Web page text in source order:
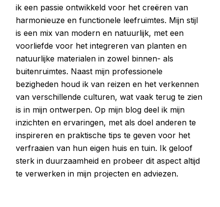
ik een passie ontwikkeld voor het creëren van
harmonieuze en functionele leefruimtes. Mijn stijl
is een mix van modern en natuurlijk, met een
voorliefde voor het integreren van planten en
natuurlijke materialen in zowel binnen- als
buitenruimtes. Naast mijn professionele
bezigheden houd ik van reizen en het verkennen
van verschillende culturen, wat vaak terug te zien
is in mijn ontwerpen. Op mijn blog deel ik mijn
inzichten en ervaringen, met als doel anderen te
inspireren en praktische tips te geven voor het
verfraaien van hun eigen huis en tuin. Ik geloof
sterk in duurzaamheid en probeer dit aspect altijd
te verwerken in mijn projecten en adviezen.